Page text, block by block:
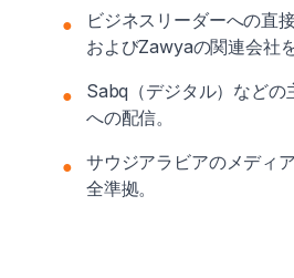
●
ビジネスリーダーへの直
およびZawyaの関連会社
●
Sabq（デジタル）などの
への配信。
●
サウジアラビアのメディ
全準拠。